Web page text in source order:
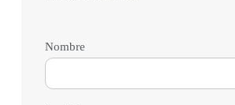
Nombre